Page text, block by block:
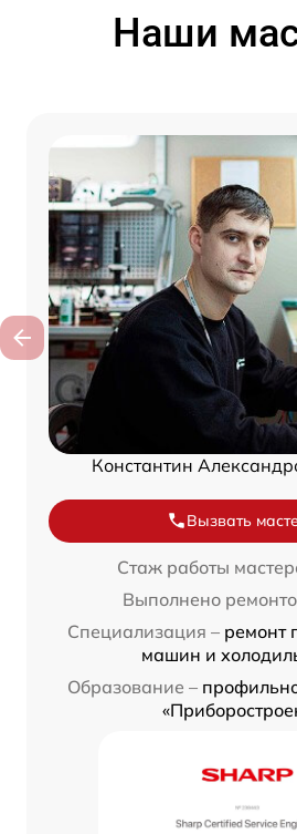
Наши
Константин
Вызвать
Стаж работы
Выполнено
Специализация – ремонт
машин и
Образование –